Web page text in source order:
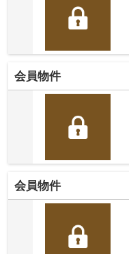
会員物件
会員物件